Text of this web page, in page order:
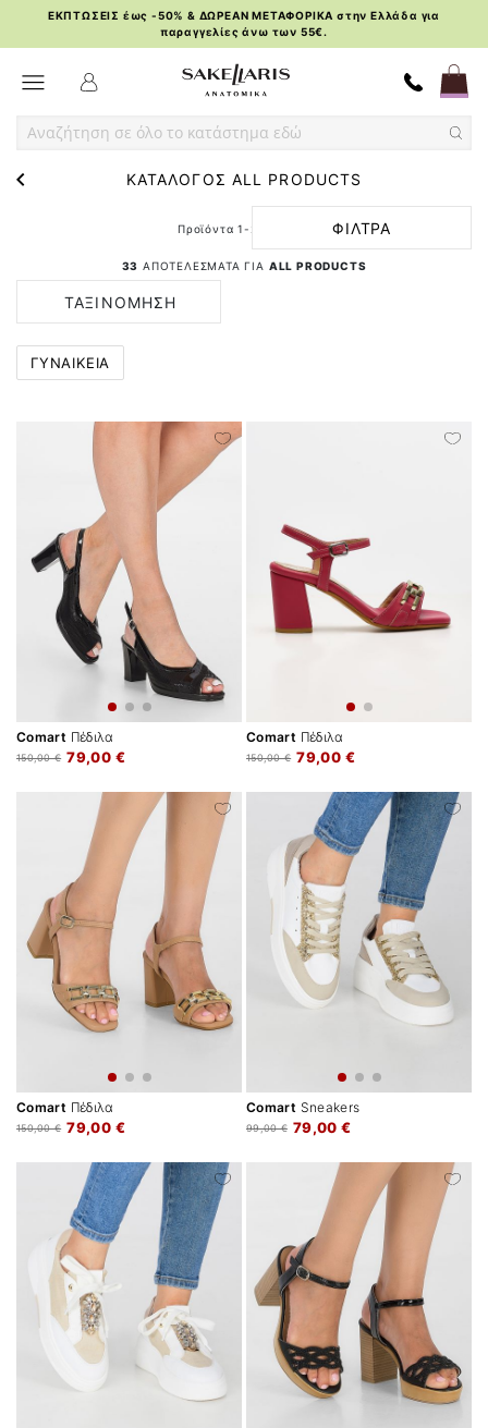
ΕΚΠΤΩΣΕΙΣ έως -50% & ΔΩΡΕΑΝ ΜΕΤΑΦΟΡΙΚΑ στην Ελλάδα για
παραγγελίες άνω των 55€.
ΚΑΤΑΛΟΓΟΣ ALL PRODUCTS
Προϊόντα1-24
33 ΑΠΟΤΕΛΕΣΜΑΤΑ ΓΙΑ ALL PRODUCTS
ΤΑΞΙΝΟΜΗΣΗ
ΚΑΤΑ
ΓΥΝΑΙΚΕΙΑ
Comart Πέδιλα
79,00 €
150,00 €
Comart Πέδιλα
79,00 €
150,00 €
Comart Πέδιλα
79,00 €
150,00 €
Comart Sneakers
79,00 €
99,00 €
ΦΙΛΤΡΑ